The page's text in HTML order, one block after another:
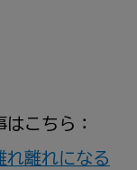
こちら：
れ離れになる